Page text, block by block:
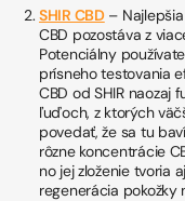
SHIR CBD– Najlepšia
CBD pozostáva z
Potenciálny
prísneho testovania
CBD od SHIR naozaj
ľuďoch, z ktorých
povedať, že sa tu
rôzne koncentrácie
no jej zloženie tvoria
regenerácia pokožky